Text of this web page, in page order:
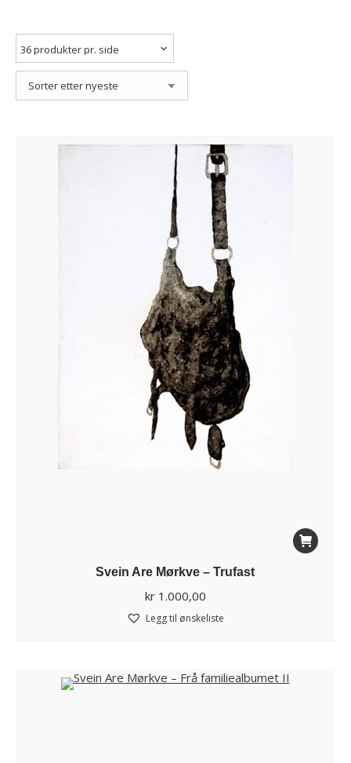
Svein Are Mørkve – Trufast
kr1.000,00
Legg til ønskeliste